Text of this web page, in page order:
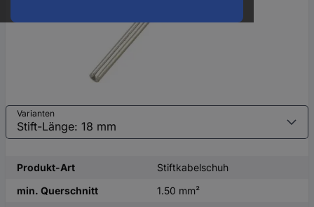
Varianten
Produkt-Art
Stiftkabelschuh
min. Querschnitt
1.50 mm²